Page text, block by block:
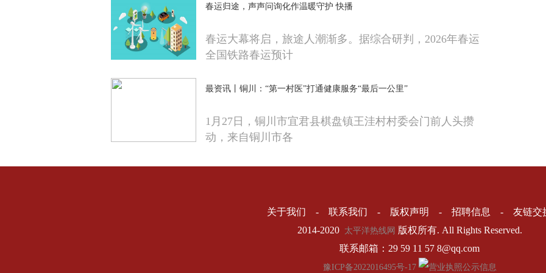
春运归途，声声问询化作温暖守护 快播
春运大幕将启，旅途人潮渐多。据综合研判，2026年春运
全国铁路春运预计
最资讯丨铜川：“第一村医”打通健康服务“最后一公里”
1月27日，铜川市宜君县棋盘镇王洼村村委会门前人头攒
动，来自铜川市各
关于我们 - 联系我们 - 版权声明 - 招聘信息 - 友链交
2014-2020 太平洋热线网 版权所有. All Rights Reserved.
联系邮箱：29 59 11 57 8@qq.com
豫ICP备2022016495号-17 营业执照公示信息